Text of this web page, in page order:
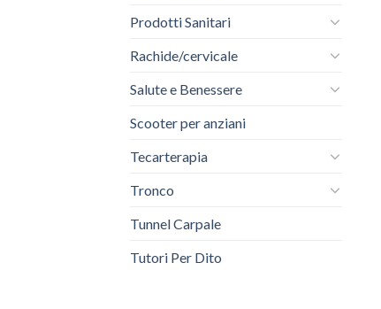
Prodotti Sanitari
Rachide/cervicale
Salute e Benessere
Scooter per anziani
Tecarterapia
Tronco
Tunnel Carpale
Tutori Per Dito